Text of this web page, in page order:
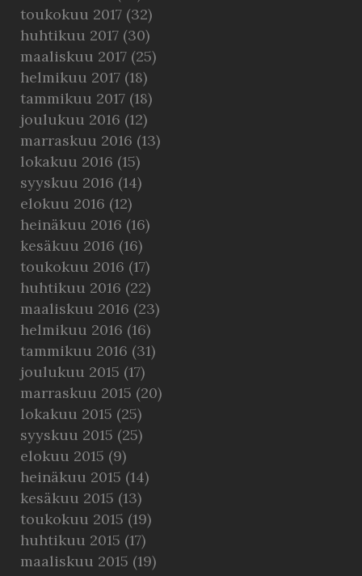
toukokuu 2017 (32)
huhtikuu 2017 (30)
maaliskuu 2017 (25)
helmikuu 2017 (18)
tammikuu 2017 (18)
joulukuu 2016 (12)
marraskuu 2016 (13)
lokakuu 2016 (15)
syyskuu 2016 (14)
elokuu 2016 (12)
heinäkuu 2016 (16)
kesäkuu 2016 (16)
toukokuu 2016 (17)
huhtikuu 2016 (22)
maaliskuu 2016 (23)
helmikuu 2016 (16)
tammikuu 2016 (31)
joulukuu 2015 (17)
marraskuu 2015 (20)
lokakuu 2015 (25)
syyskuu 2015 (25)
elokuu 2015 (9)
heinäkuu 2015 (14)
kesäkuu 2015 (13)
toukokuu 2015 (19)
huhtikuu 2015 (17)
maaliskuu 2015 (19)